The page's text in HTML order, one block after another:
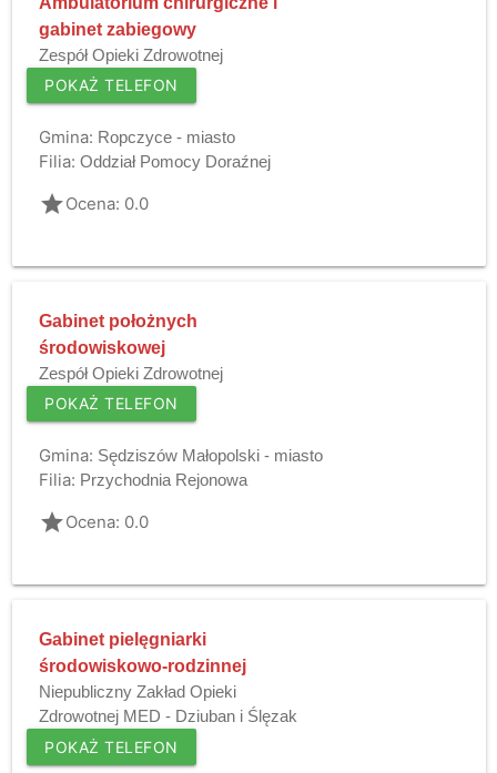
gabinet zabiegowy
Zespół Opieki Zdrowotnej
POKAŻ TELEFON
Gmina: Ropczyce - miasto
Filia: Oddział Pomocy Doraźnej
gradeOcena: 0.0
Gabinet położnych
środowiskowej
Zespół Opieki Zdrowotnej
POKAŻ TELEFON
Gmina: Sędziszów Małopolski - miasto
Filia: Przychodnia Rejonowa
gradeOcena: 0.0
Gabinet pielęgniarki
środowiskowo-rodzinnej
Niepubliczny Zakład Opieki
Zdrowotnej MED - Dziuban i Ślęzak
POKAŻ TELEFON